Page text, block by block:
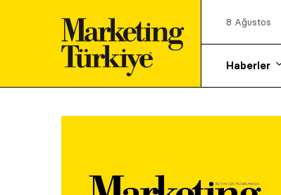
8 Ağustos
Haberler